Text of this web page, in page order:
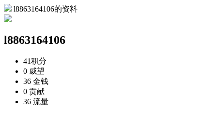
l8863164106的资料
l8863164106
41积分
0 威望
36 金钱
0 贡献
36 流量